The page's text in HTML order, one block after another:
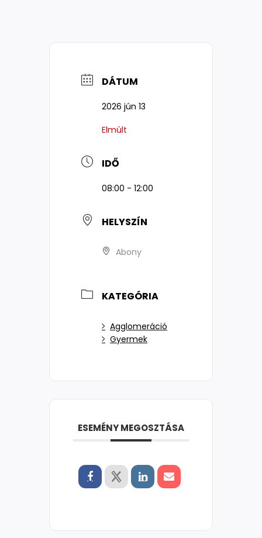
DÁTUM
2026 jún 13
Elmúlt
IDŐ
08:00 - 12:00
HELYSZÍN
Abony
KATEGÓRIA
Agglomeráció
Gyermek
ESEMÉNY MEGOSZTÁSA